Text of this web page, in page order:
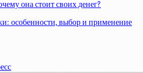
она стоит своих денег?
особенности, выбор и применение